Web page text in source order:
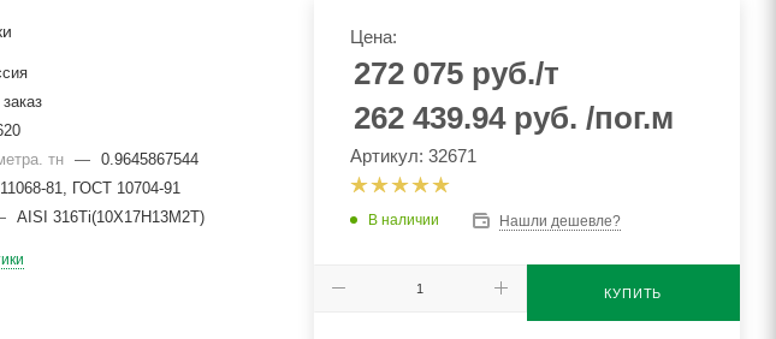
тн
—
0.9645867544
81, ГОСТ 10704-91
AISI 316Ti(10Х17Н13М2Т)
Цена:
272 075руб./т
262 439.94 руб. /пог.м
Артикул: 32671
В наличии Нашли дешевле?
КУПИТЬ